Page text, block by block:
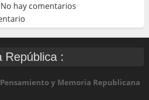
No hay comentarios
República :
y Memoria Republicana